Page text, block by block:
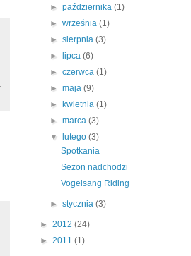
►października(1)
►września(1)
►sierpnia(3)
►
lipca(6)
►czerwca(1)
►maja(9)
►
kwietnia(1)
►marca(3)
▼
lutego(3)
Spotkania
Sezon nadchodzi
Vogelsang Riding
►stycznia(3)
► 2012 (24)
► 2011 (1)